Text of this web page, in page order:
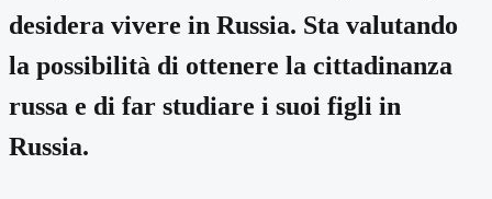
desidera vivere in Russia. Sta valutando
la possibilità di ottenere la cittadinanza
russa e di far studiare i suoi figli in
Russia.